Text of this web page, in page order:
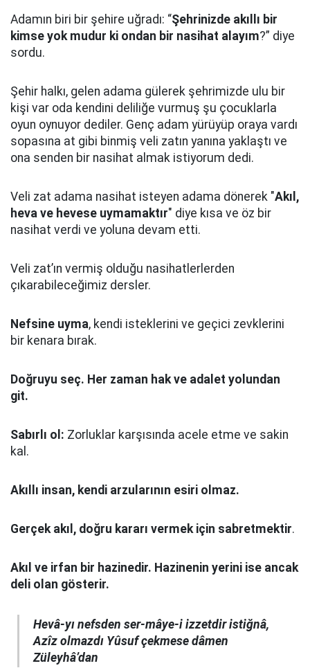
Adamın biri bir şehire uğradı: “Şehrinizde akıllı bir
kimse yok mudur ki ondan bir nasihat alayım?” diye
sordu.
Şehir halkı, gelen adama gülerek şehrimizde ulu bir
kişi var oda kendini deliliğe vurmuş şu çocuklarla
oyun oynuyor dediler. Genç adam yürüyüp oraya vardı
sopasına at gibi binmiş veli zatın yanına yaklaştı ve
ona senden bir nasihat almak istiyorum dedi.
Veli zat adama nasihat isteyen adama dönerek "Akıl,
heva ve hevese uymamaktır" diye kısa ve öz bir
nasihat verdi ve yoluna devam etti.
Veli zat’ın vermiş olduğu nasihatlerlerden
çıkarabileceğimiz dersler.
Nefsine uyma, kendi isteklerini ve geçici zevklerini
bir kenara bırak.
Doğruyu seç. Her zaman hak ve adalet yolundan
git.
Sabırlı ol: Zorluklar karşısında acele etme ve sakin
kal.
Akıllı insan, kendi arzularının esiri olmaz.
Gerçek akıl, doğru kararı vermek için sabretmektir.
Akıl ve irfan bir hazinedir. Hazinenin yerini ise ancak
deli olan gösterir.
Hevâ-yı nefsden ser-mâye-i izzetdir istiğnâ,
Azîz olmazdı Yûsuf çekmese dâmen
Züleyhâ’dan